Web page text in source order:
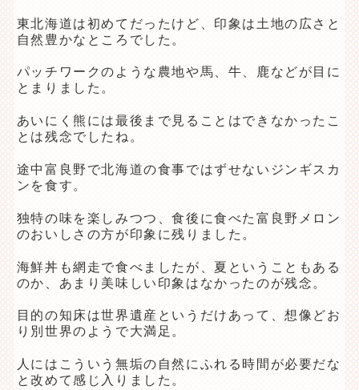
東北海道は初めてだったけど、印象は土地の広さと
自然豊かなところでした。
パッチワークのような農地や馬、牛、鹿などが目に
とまりました。
あいにく熊には最後まで見ることはできなかったこ
とは残念でしたね。
途中富良野で北海道の食事ではずせないジンギスカ
ンを食す。
独特の味を楽しみつつ、食後に食べた富良野メロン
のおいしさの方が印象に残りました。
海鮮丼も網走で食べましたが、夏ということもある
のか、あまり美味しい印象はなかったのが残念。
目的の知床は世界遺産というだけあって、想像どお
り別世界のようで大満足。
人にはこういう無垢の自然にふれる時間が必要だな
と改めて感じ入りました。